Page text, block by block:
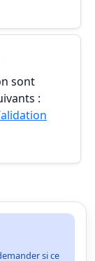
sont
:
si ce